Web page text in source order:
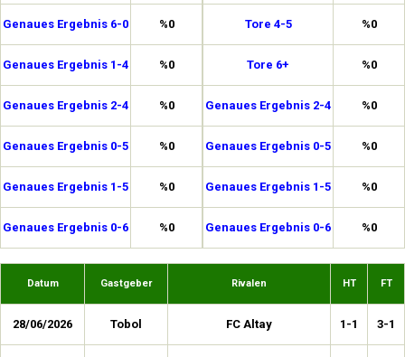
Genaues Ergebnis 6-0 %0
Genaues Ergebnis 1-4 %0
Genaues Ergebnis 2-4 %0
Genaues Ergebnis 0-5 %0
Genaues Ergebnis 1-5 %0
Genaues Ergebnis 0-6 %0
Tore 4-5 %0
Tore 6+ %0
Genaues Ergebnis 2-4 %0
Genaues Ergebnis 0-5 %0
Genaues Ergebnis 1-5 %0
Genaues Ergebnis 0-6 %0
Datum Gastgeber Rivalen HT FT
28/06/2026 Tobol FC Altay 1-1 3-1